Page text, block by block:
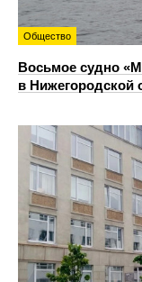
Общество
Восьмое судно
в Нижегородской